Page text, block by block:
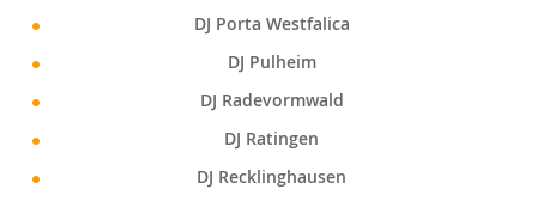
DJ Porta Westfalica
DJ Pulheim
DJ Radevormwald
DJ Ratingen
DJ Recklinghausen